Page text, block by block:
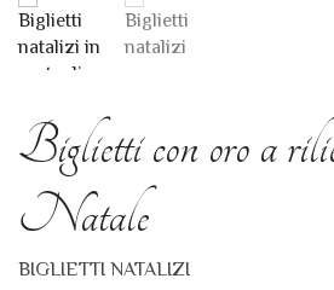
Biglietti con oro a
Natale